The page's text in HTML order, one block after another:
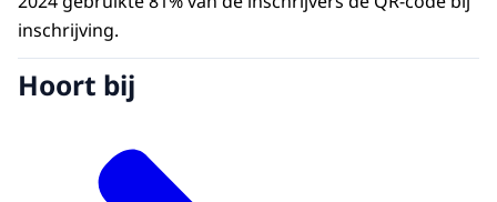
inschrijving.
Hoort bij